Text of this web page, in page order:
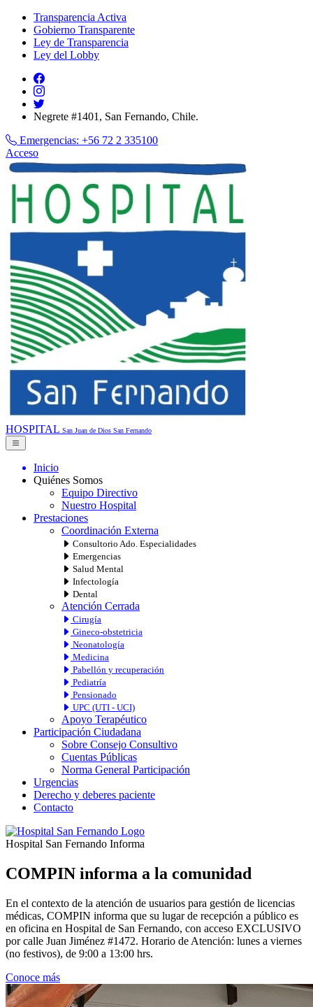
Transparencia Activa
Gobierno Transparente
Ley de Transparencia
Ley del Lobby
Negrete #1401, San Fernando, Chile.
Emergencias: +56 72 2 335100
Acceso
HOSPITAL San Juan de Dios San Fernando
Inicio
Quiénes Somos
Equipo Directivo
Nuestro Hospital
Prestaciones
Coordinación Externa
Consultorio Ado. Especialidades
Emergencias
Salud Mental
Infectología
Dental
Atención Cerrada
Cirugía
Gineco-obstetricia
Neonatología
Medicina
Pabellón y recuperación
Pediatría
Pensionado
UPC (UTI - UCI)
Apoyo Terapéutico
Participación Ciudadana
Sobre Consejo Consultivo
Cuentas Públicas
Norma General Participación
Urgencias
Derecho y deberes paciente
Contacto
Hospital San Fernando Informa
COMPIN informa a la comunidad
En el contexto de la atención de usuarios para gestión de licencias
médicas, COMPIN informa que su lugar de recepción a público es
en oficina en Hospital de San Fernando, con acceso EXCLUSIVO
por calle Juan Jiménez #1472. Horario de Atención: lunes a viernes
(no festivos), de 9:00 a 13:00 hrs.
Conoce más